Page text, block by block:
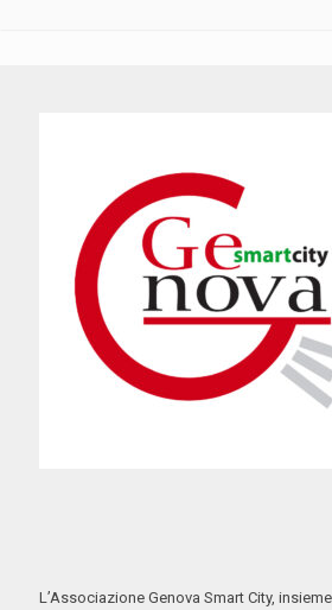
L’Associazione Genova Smart City,